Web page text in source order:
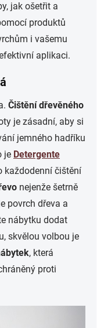
jak ošetřit a
produktů
i vašemu
aplikaci.
Čištění dřevěného
je zásadní, aby si
jemného hadříku
je Detergente
každodenní čištění
nejenže šetrně
povrch dřeva a
nábytku dodat
skvělou volbou je
, která
proti